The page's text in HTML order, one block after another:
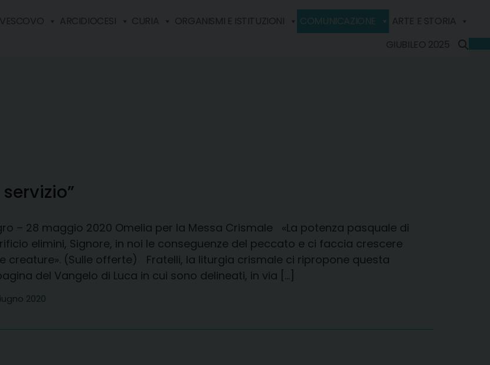
ARCIDIOCESI CURIA ORGANISMI E ISTITUZIONI COMUNICAZIONE
ARTE E STORIA
GIUBILEO 2025
– 28 maggio 2020 Omelia per la Messa Crismale «La potenza pasquale di
elimini, Signore, in noi le conseguenze del peccato e ci faccia crescere
creature». (Sulle offerte) Fratelli, la liturgia crismale ci ripropone questa
del Vangelo di Luca in cui sono delineati, in via […]
2020